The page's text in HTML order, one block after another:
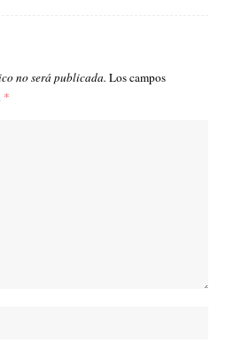
no será publicada. Los campos
*